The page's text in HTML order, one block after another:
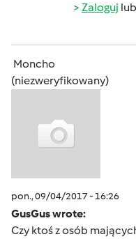
Zaloguj lub
Moncho
(niezweryfikowany)
pon., 09/04/2017 - 16:26
GusGus wrote:
Czy ktoś z osób